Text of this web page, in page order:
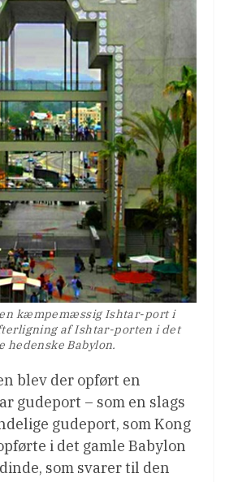
kæmpemæssig Ishtar-port i
af Ishtar-porten i det
hedenske Babylon.
blev der opført en
gudeport – som en slags
gudeport, som Kong
i det gamle Babylon
som svarer til den